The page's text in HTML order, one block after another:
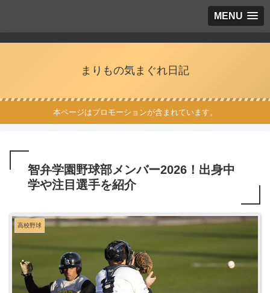
MENU
まりもの気まぐれ日記
本ページはプロモーションが含まれています。
智弁学園野球部メンバー2026！出身中
学や注目選手を紹介
高校野球